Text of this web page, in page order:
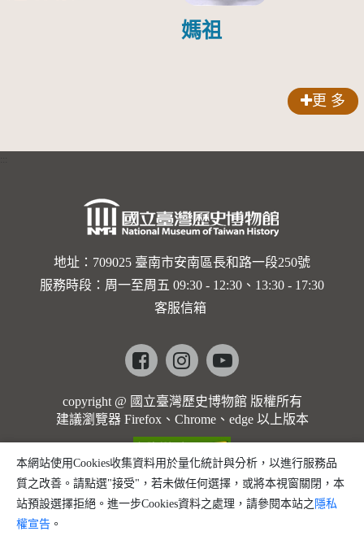
媽祖
更 多
地址：709025 臺南市安南區長和路一段250號
服務時段：周一至周五 09:30 - 12:30、13:30 - 17:30
客服信箱
Facebookinstagramyoutube
copyright @ 國立臺灣歷史博物館 版權所有
建議瀏覽器 Firefox、Chrome、edge 以上版本
本網站使用Cookies收集資料用於量化統計與分析，以進行服務品
質之改善。請點選"接受"，若未做任何選擇，或將本視窗關閉，本
站預設選擇拒絕。進一步Cookies資料之處理，請參閱本站之 隱私
權宣告 。